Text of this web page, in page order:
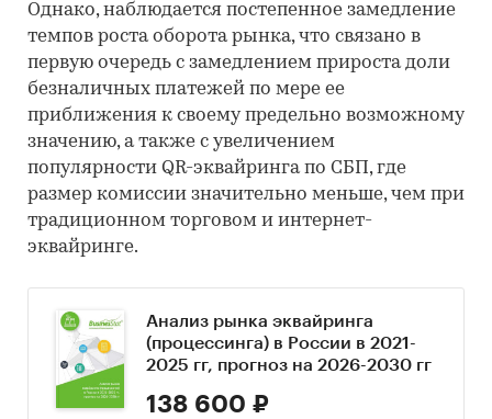
Однако, наблюдается постепенное замедление
темпов роста оборота рынка, что связано в
первую очередь с замедлением прироста доли
безналичных платежей по мере ее
приближения к своему предельно возможному
значению, а также с увеличением
популярности QR-эквайринга по СБП, где
размер комиссии значительно меньше, чем при
традиционном торговом и интернет-
эквайринге.
Анализ рынка эквайринга
(процессинга) в России в 2021-
2025 гг, прогноз на 2026-2030 гг
138 600 ₽